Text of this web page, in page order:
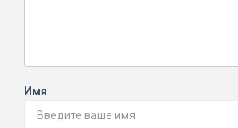
Имя